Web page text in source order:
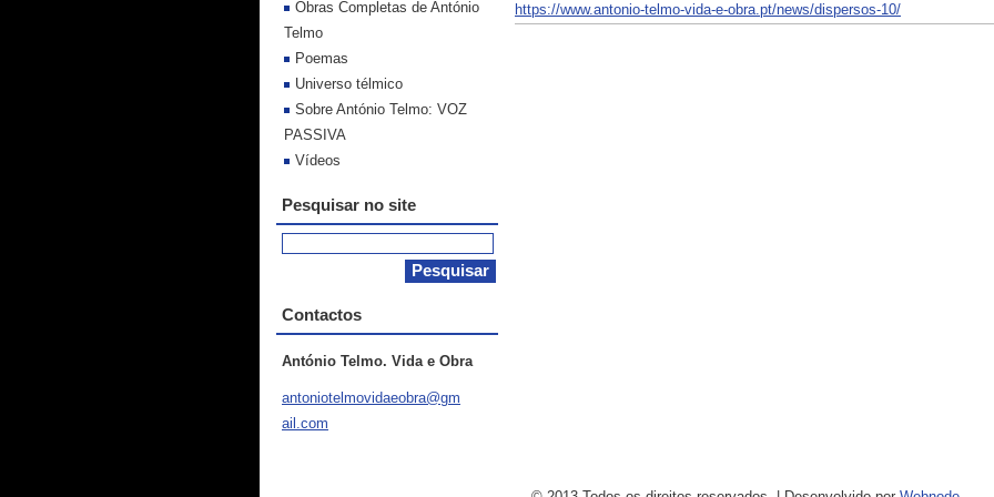
https://www.antonio-telmo-vida-e-obra.pt/news/dispersos-10/
Obras Completas de António
Telmo
Poemas
Universo télmico
Sobre António Telmo: VOZ
PASSIVA
Vídeos
Pesquisar no site
Contactos
António Telmo. Vida e Obra
antoniotelmovidaeobra@gm
ail.com